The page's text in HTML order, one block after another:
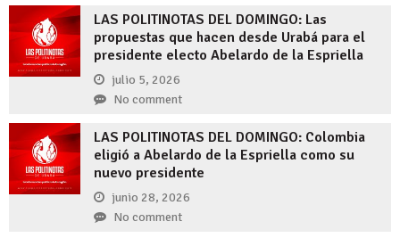
LAS POLITINOTAS DEL DOMINGO: Las
propuestas que hacen desde Urabá para el
presidente electo Abelardo de la Espriella
julio 5, 2026
No comment
LAS POLITINOTAS DEL DOMINGO: Colombia
eligió a Abelardo de la Espriella como su
nuevo presidente
junio 28, 2026
No comment